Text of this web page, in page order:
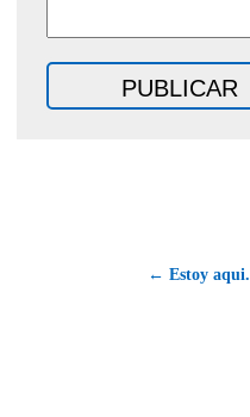
← Estoy aqui.